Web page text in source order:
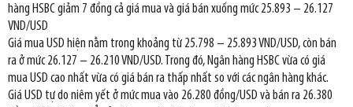
hàng HSBC giảm 7 đồng cả giá mua và giá bán xuống mức 25.893 – 26.127
VND/USD
Giá mua USD hiện nằm trong khoảng từ 25.798 – 25.893 VND/USD, còn bán
ra ở mức 26.127 – 26.210 VND/USD. Trong đó, Ngân hàng HSBC vừa có giá
mua USD cao nhất vừa có giá bán ra thấp nhất so với các ngân hàng khác.
Giá USD tự do niêm yết ở mức mua vào 26.280 đồng/USD và bán ra 26.380